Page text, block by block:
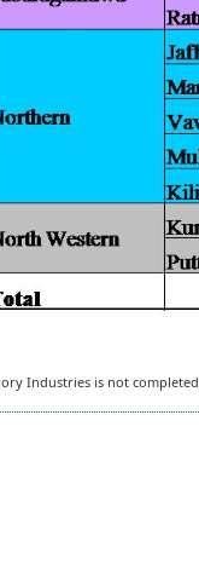
Industries is not completed.